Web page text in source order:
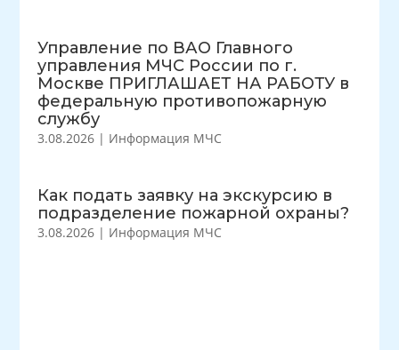
Управление по ВАО Главного
управления МЧС России по г.
Москве ПРИГЛАШАЕТ НА РАБОТУ в
федеральную противопожарную
службу
3.08.2026 | Информация МЧС
Как подать заявку на экскурсию в
подразделение пожарной охраны?
3.08.2026 | Информация МЧС